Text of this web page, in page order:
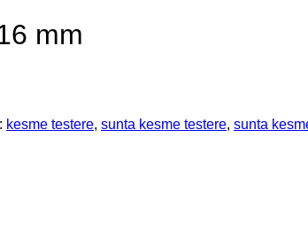
mm
kesme testere, sunta kesme testere, sunta